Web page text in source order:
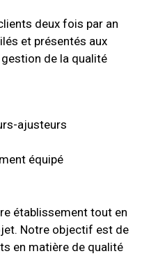
deux fois par an
et présentés aux
gestion de la qualité
ajusteurs
équipé
établissement tout en
Notre objectif est de
en matière de qualité